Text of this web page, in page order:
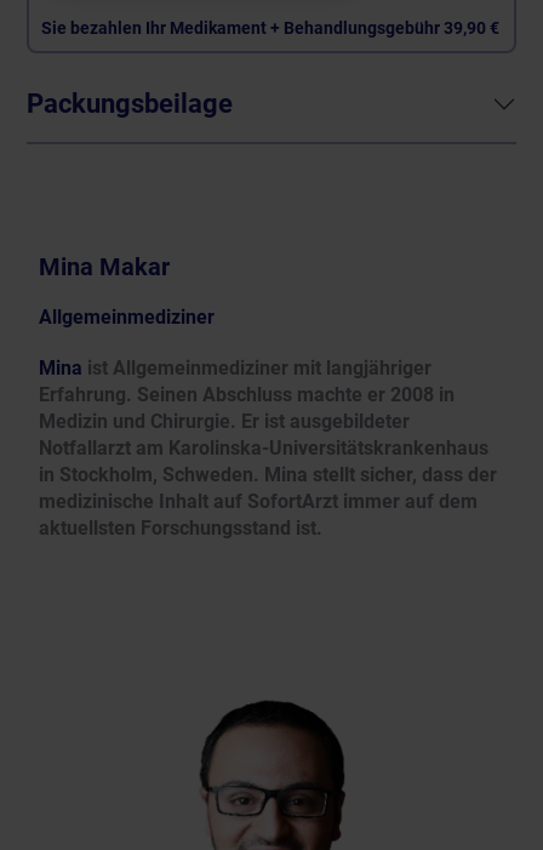
Sie bezahlen Ihr Medikament + Behandlungsgebühr 39,90 €
Packungsbeilage
Mina Makar
Allgemeinmediziner
Mina ist Allgemeinmediziner mit langjähriger
Erfahrung. Seinen Abschluss machte er 2008 in
Medizin und Chirurgie. Er ist ausgebildeter
Notfallarzt am Karolinska-Universitätskrankenhaus
in Stockholm, Schweden. Mina stellt sicher, dass der
medizinische Inhalt auf SofortArzt immer auf dem
aktuellsten Forschungsstand ist.